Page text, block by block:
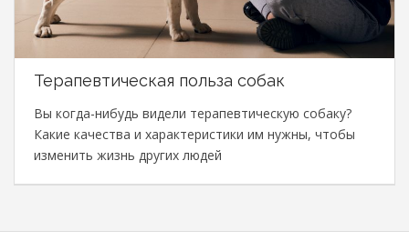
Терапевтическая польза собак
Вы когда-нибудь видели терапевтическую собаку?
Какие качества и характеристики им нужны, чтобы
изменить жизнь других людей